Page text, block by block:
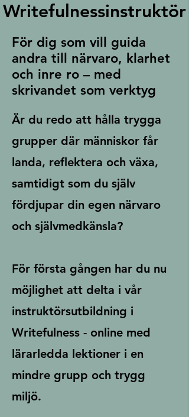
Writefulnessinstruktör
För dig som vill guida
andra till närvaro, klarhet
och inre ro – med
skrivandet som verktyg
Är du redo att hålla trygga
grupper där människor får
landa, reflektera och växa,
samtidigt som du själv
fördjupar din egen närvaro
och självmedkänsla?
För första gången har du nu
möjlighet att delta i vår
instruktörsutbildning i
Writefulness - online med
lärarledda lektioner i en
mindre grupp och trygg
miljö.